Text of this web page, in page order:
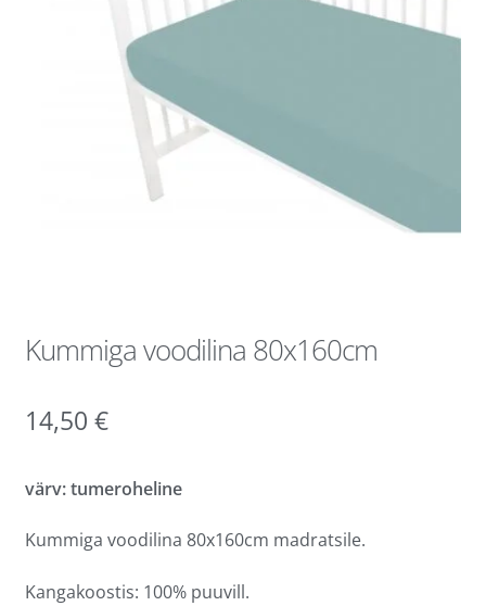
Kummiga voodilina 80x160cm
14,50 €
värv: tumeroheline
Kummiga voodilina 80x160cm madratsile.
Kangakoostis: 100% puuvill.